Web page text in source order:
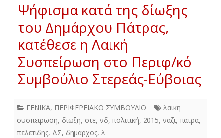
Ψήφισμα κατά της δίωξης
του Δημάρχου Πάτρας,
κατέθεσε η Λαική
Συσπείρωση στο Περιφ/κό
Συμβούλιο Στερεάς-Εύβοιας
ΓΕΝΙΚΑ, ΠΕΡΙΦΕΡΕΙΑΚΟ ΣΥΜΒΟΥΛΙΟ
λαικη
συσπειρωση, διωξη, οτε, νδ, πολιτική, 2015, ναζι, πατρα,
πελετιδης, ΔΣ, δημαρχος, λ